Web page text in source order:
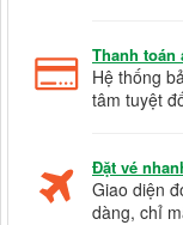
Thanh toán
Hệ thống
tâm tuyệt
Đặt vé
Giao diện
dàng, chỉ